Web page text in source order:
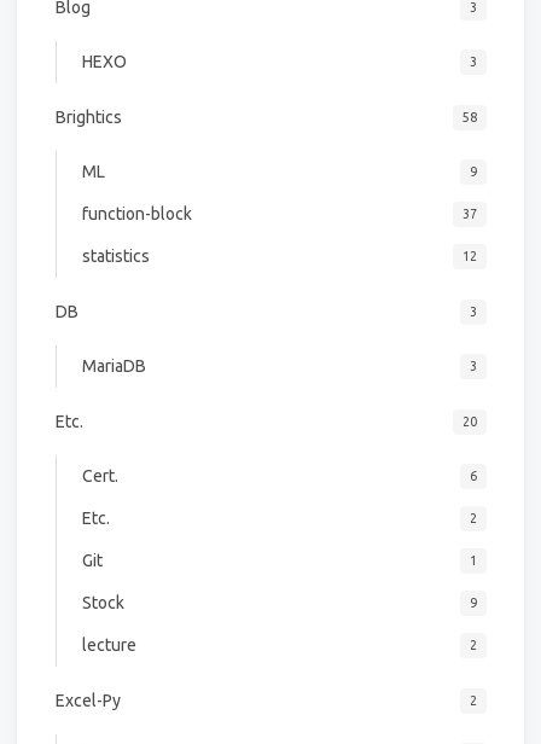
Blog 3
HEXO 3
Brightics 58
ML 9
function-block 37
statistics 12
DB 3
MariaDB 3
Etc. 20
Cert. 6
Etc. 2
Git 1
Stock 9
lecture 2
Excel-Py 2